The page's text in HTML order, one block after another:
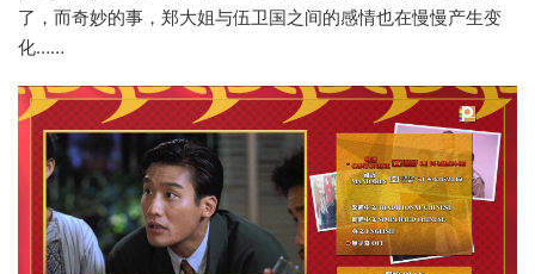
了，而奇妙的事，郑大姐与伍卫国之间的感情也在慢慢产生变
化……